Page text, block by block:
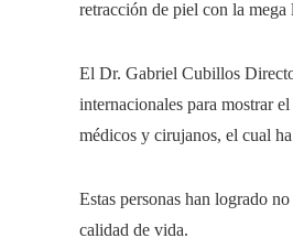
retracción de piel con la
El Dr. Gabriel Cubillos
internacionales para mostrar
médicos y cirujanos, el cual
Estas personas han logrado
calidad de vida.